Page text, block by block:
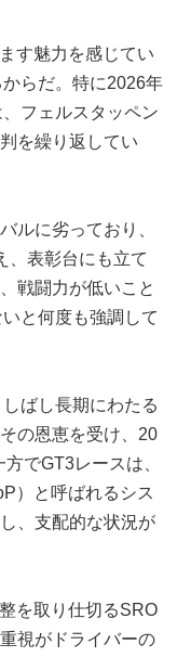
す魅力を感じてい
らだ。特に2026年
フェルスタッペン
を繰り返してい
ルに劣っており、
、表彰台にも立て
戦闘力が低いこと
と何度も強調して
ばし長期にわたる
の恩恵を受け、20
でGT3レースは、
）と呼ばれるシス
、支配的な状況が
を取り仕切るSRO
視がドライバーの